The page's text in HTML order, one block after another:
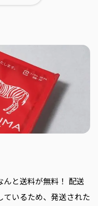
と送料が無料！ 配送
ているため、発送された